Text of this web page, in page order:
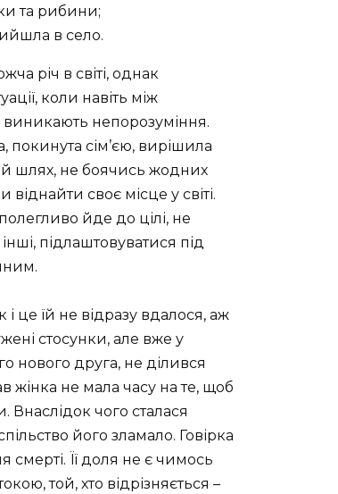
та рибини;
в село.
річ в світі, однак
коли навіть між
непорозуміння.
покинута сім’єю, вирішила
шлях, не боячись жодних
своє місце у світі.
йде до цілі, не
підлаштовуватися під
це їй не відразу вдалося, аж
стосунки, але вже у
нового друга, не ділився
жінка не мала часу на те, щоб
Внаслідок чого сталася
його зламало. Говірка
смерті. Її доля не є чимось
той, хто відрізняється –